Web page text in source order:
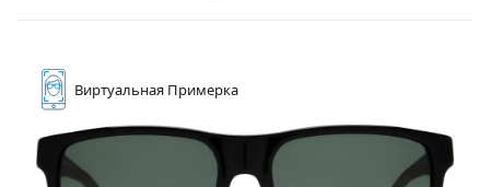
Виртуальная Примерка